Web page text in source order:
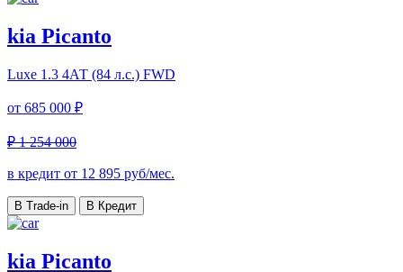
kia Picanto
Luxe 1.3 4АТ (84 л.с.) FWD
от 685 000 ₽
₽ 1 254 000
в кредит от 12 895 руб/мес.
В Trade-in В Кредит
kia Picanto